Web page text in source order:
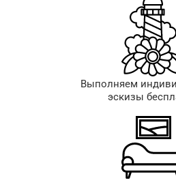
Выполняем
эскизы